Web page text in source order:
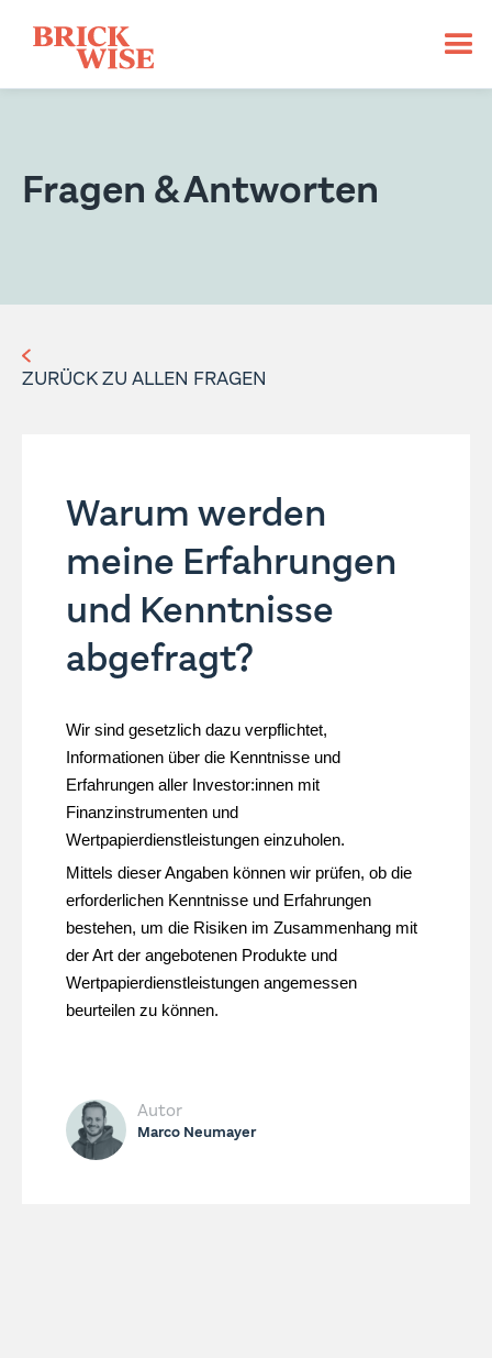
Fragen & Antworten
ZURÜCK ZU ALLEN FRAGEN
Warum werden
meine Erfahrungen
und Kenntnisse
abgefragt?
Wir sind gesetzlich dazu verpflichtet,
Informationen über die Kenntnisse und
Erfahrungen aller Investor:innen mit
Finanzinstrumenten und
Wertpapierdienstleistungen einzuholen.
Mittels dieser Angaben können wir prüfen, ob die
erforderlichen Kenntnisse und Erfahrungen
bestehen, um die Risiken im Zusammenhang mit
der Art der angebotenen Produkte und
Wertpapierdienstleistungen angemessen
beurteilen zu können.
Autor
Marco Neumayer